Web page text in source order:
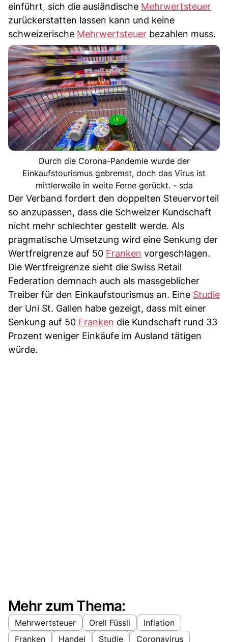
einführt, sich die ausländische Mehrwertsteuer
zurückerstatten lassen kann und keine
schweizerische Mehrwertsteuer bezahlen muss.
Durch die Corona-Pandemie wurde der
Einkaufstourismus gebremst, doch das Virus ist
mittlerweile in weite Ferne gerückt. - sda
Der Verband fordert den doppelten Steuervorteil
so anzupassen, dass die Schweizer Kundschaft
nicht mehr schlechter gestellt werde. Als
pragmatische Umsetzung wird eine Senkung der
Wertfreigrenze auf 50 Franken vorgeschlagen.
Die Wertfreigrenze sieht die Swiss Retail
Federation demnach auch als massgeblicher
Treiber für den Einkaufstourismus an. Eine Studie
der Uni St. Gallen habe gezeigt, dass mit einer
Senkung auf 50 Franken die Kundschaft rund 33
Prozent weniger Einkäufe im Ausland tätigen
würde.
Mehr zum Thema:
Mehrwertsteuer Orell Füssli
Inflation
Franken
Handel Studie Coronavirus